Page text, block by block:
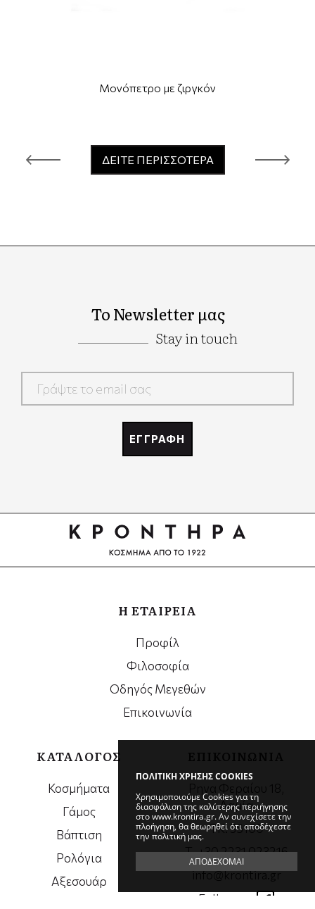
ΠΟΛΙΤΙΚΗ ΧΡΗΣΗΣ COOKIES
Χρησιμοποιούμε Cookies για τη
διασφάλιση της καλύτερης περιήγησης
στο www.krontira.gr. Αν συνεχίσετε την
πλοήγηση, θα θεωρηθεί ότι αποδέχεστε
την πολιτική μας.
ΑΠΟΔΕΧΟΜΑΙ
Μονόπετρο με ζιργκόν
ΔΕΙΤΕ ΠΕΡΙΣΣΟΤΕΡΑ
Το Newsletter μας
Stay in touch
ΕΓΓΡΑΦΗ
Η ΕΤΑΙΡΕΙΑ
Προφίλ
Φιλοσοφία
Οδηγός Μεγεθών
Επικοινωνία
ΚΑΤΑΛΟΓΟΣ
Κοσμήματα
Γάμος
Βάπτιση
Ρολόγια
Αξεσουάρ
Λαμία
ΤΚ. 35100
Τ. +30 2231 023216
info@krontira.gr
Follow us